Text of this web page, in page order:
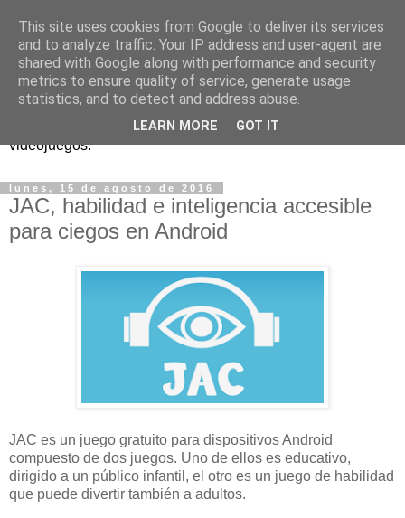
Análisis, noticias y eventos sobre accesibilidad en
videojuegos.
lunes, 15 de agosto de 2016
JAC, habilidad e inteligencia accesible
para ciegos en Android
JAC es un juego gratuito para dispositivos Android
compuesto de dos juegos. Uno de ellos es educativo,
dirigido a un público infantil, el otro es un juego de habilidad
que puede divertir también a adultos.
This site uses cookies from Google to deliver its services
and to analyze traffic. Your IP address and user-agent are
shared with Google along with performance and security
metrics to ensure quality of service, generate usage
statistics, and to detect and address abuse.
LEARN MORE GOT IT